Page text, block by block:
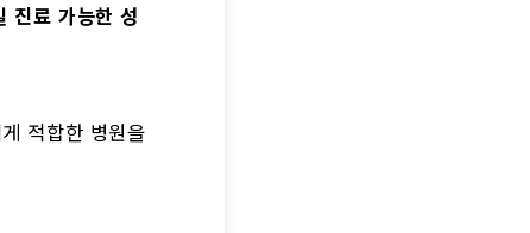
진료 가능한 성
적합한 병원을